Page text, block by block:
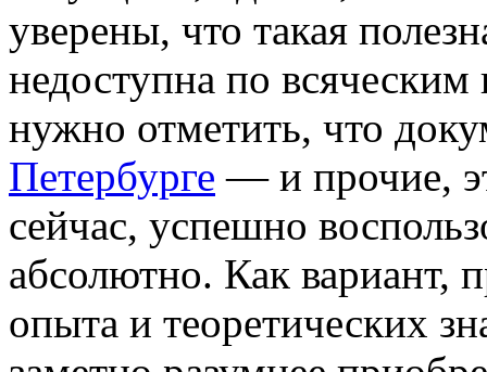
уверены, что такая
недоступна по
нужно отметить, что
Петербурге — и прочие,
сейчас, успешно
абсолютно. Как вариант,
опыта и теоретических